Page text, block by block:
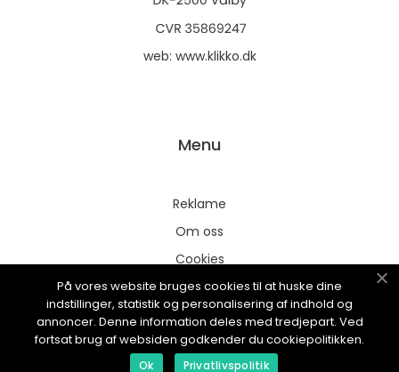
web: www.klikko.dk
Menu
Reklame
Om oss
Cookies
Kontakt Oss
Sitemap
På vores website bruges cookies til at huske dine
indstillinger, statistik og personalisering af indhold og
annoncer. Denne information deles med tredjepart. Ved
fortsat brug af websiden godkender du cookiepolitikken.
Ok Privatlivspolitik